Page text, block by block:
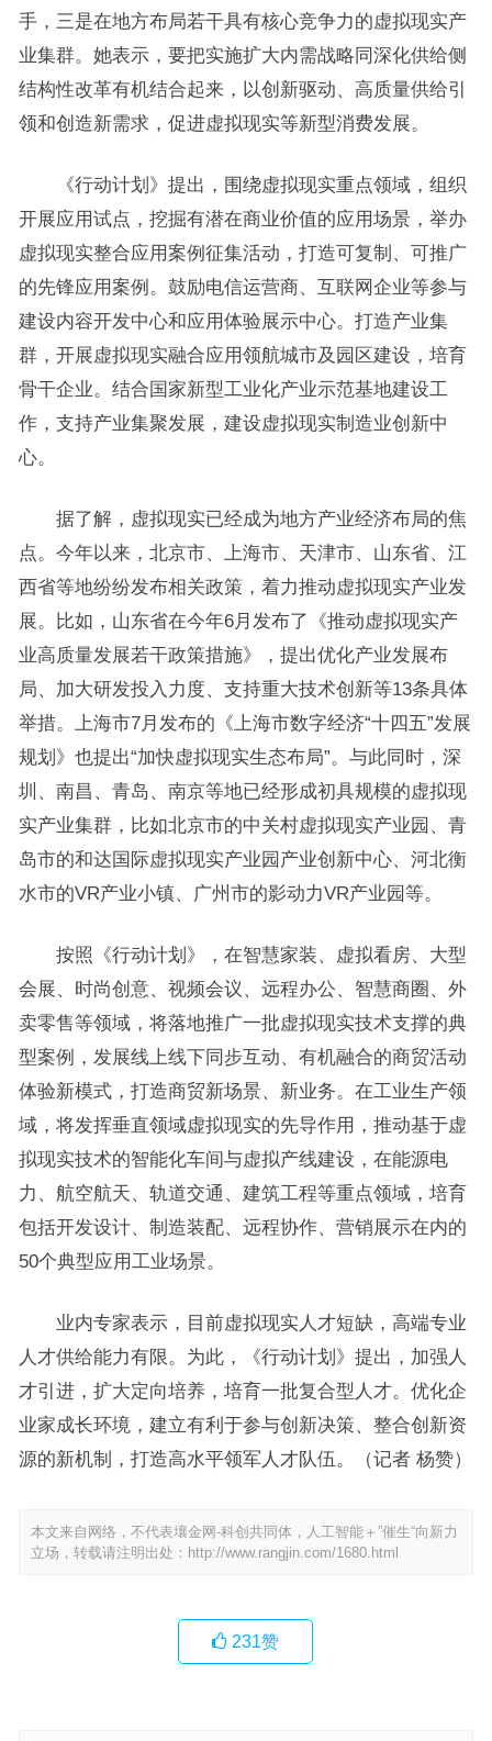
手，三是在地方布局若干具有核心竞争力的虚拟现实产
业集群。她表示，要把实施扩大内需战略同深化供给侧
结构性改革有机结合起来，以创新驱动、高质量供给引
领和创造新需求，促进虚拟现实等新型消费发展。
《行动计划》提出，围绕虚拟现实重点领域，组织
开展应用试点，挖掘有潜在商业价值的应用场景，举办
虚拟现实整合应用案例征集活动，打造可复制、可推广
的先锋应用案例。鼓励电信运营商、互联网企业等参与
建设内容开发中心和应用体验展示中心。打造产业集
群，开展虚拟现实融合应用领航城市及园区建设，培育
骨干企业。结合国家新型工业化产业示范基地建设工
作，支持产业集聚发展，建设虚拟现实制造业创新中
心。
据了解，虚拟现实已经成为地方产业经济布局的焦
点。今年以来，北京市、上海市、天津市、山东省、江
西省等地纷纷发布相关政策，着力推动虚拟现实产业发
展。比如，山东省在今年6月发布了《推动虚拟现实产
业高质量发展若干政策措施》，提出优化产业发展布
局、加大研发投入力度、支持重大技术创新等13条具体
举措。上海市7月发布的《上海市数字经济“十四五”发展
规划》也提出“加快虚拟现实生态布局”。与此同时，深
圳、南昌、青岛、南京等地已经形成初具规模的虚拟现
实产业集群，比如北京市的中关村虚拟现实产业园、青
岛市的和达国际虚拟现实产业园产业创新中心、河北衡
水市的VR产业小镇、广州市的影动力VR产业园等。
按照《行动计划》，在智慧家装、虚拟看房、大型
会展、时尚创意、视频会议、远程办公、智慧商圈、外
卖零售等领域，将落地推广一批虚拟现实技术支撑的典
型案例，发展线上线下同步互动、有机融合的商贸活动
体验新模式，打造商贸新场景、新业务。在工业生产领
域，将发挥垂直领域虚拟现实的先导作用，推动基于虚
拟现实技术的智能化车间与虚拟产线建设，在能源电
力、航空航天、轨道交通、建筑工程等重点领域，培育
包括开发设计、制造装配、远程协作、营销展示在内的
50个典型应用工业场景。
业内专家表示，目前虚拟现实人才短缺，高端专业
人才供给能力有限。为此，《行动计划》提出，加强人
才引进，扩大定向培养，培育一批复合型人才。优化企
业家成长环境，建立有利于参与创新决策、整合创新资
源的新机制，打造高水平领军人才队伍。（记者 杨赞）
本文来自网络，不代表壤金网-科创共同体，人工智能＋”催生“向新力
立场，转载请注明出处： http://www.rangjin.com/1680.html
231赞